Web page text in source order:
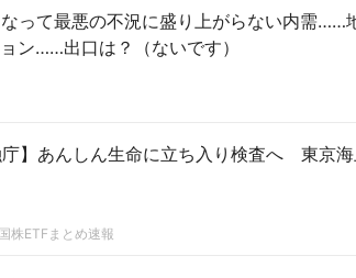
って最悪の不況に盛り上がらない内需……
ン……出口は？（ないです）
庁】あんしん生命に立ち入り検査へ 東京
株ETFまとめ速報